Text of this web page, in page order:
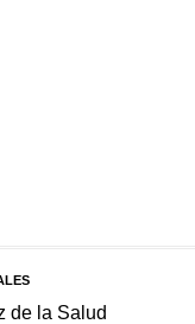
de la Salud